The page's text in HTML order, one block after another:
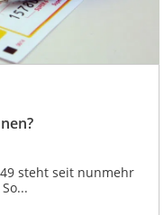
steht seit nunmehr